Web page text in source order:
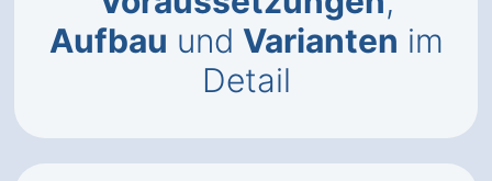
Aufbau und Varianten im
Detail